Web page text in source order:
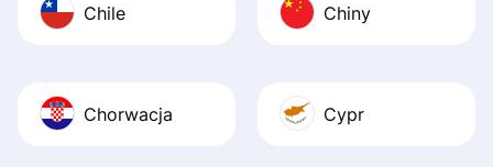
Chile Chiny
Chorwacja Cypr